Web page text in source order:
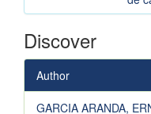
Discover
Author
GARCIA ARANDA,